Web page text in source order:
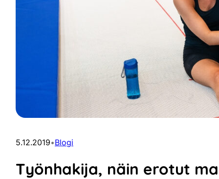
5.12.2019•Blogi
Työnhakija, näin erotut